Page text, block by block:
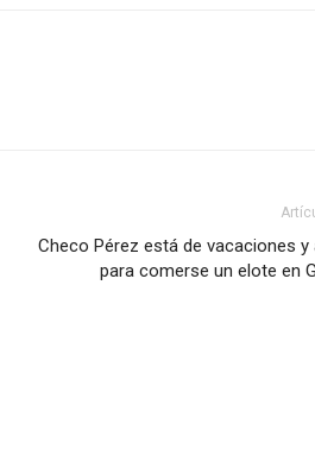
Checo Pérez está de vacaciones y
para comerse un elote en